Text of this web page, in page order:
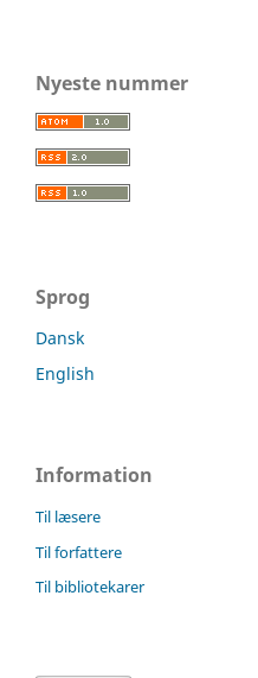
Nyeste nummer
Sprog
Dansk
English
Information
Til læsere
Til forfattere
Til bibliotekarer